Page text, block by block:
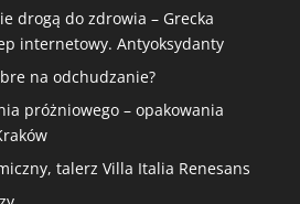
drogą do zdrowia – Grecka
internetowy. Antyoksydanty
na odchudzanie?
próżniowego – opakowania
talerz Villa Italia Renesans